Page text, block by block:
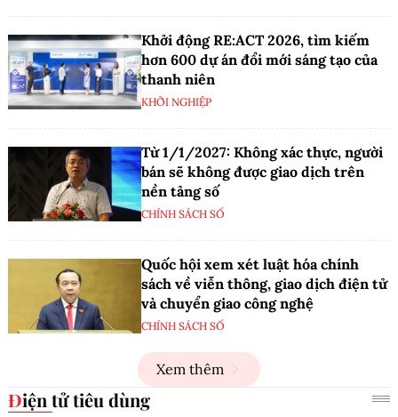
Khởi động RE:ACT 2026, tìm kiếm
hơn 600 dự án đổi mới sáng tạo của
thanh niên
KHỞI NGHIỆP
Từ 1/1/2027: Không xác thực, người
bán sẽ không được giao dịch trên
nền tảng số
CHÍNH SÁCH SỐ
Quốc hội xem xét luật hóa chính
sách về viễn thông, giao dịch điện tử
và chuyển giao công nghệ
CHÍNH SÁCH SỐ
Xem thêm
Điện tử tiêu dùng